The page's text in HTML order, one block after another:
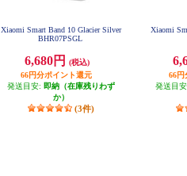
Xiaomi Smart Band 10 Glacier Silver
BHR07PSGL
6,680円
(税込)
66円分ポイント還元
発送目安: 即納（在庫残りわず
か）
(3件)
Xiaomi
66円
発送目